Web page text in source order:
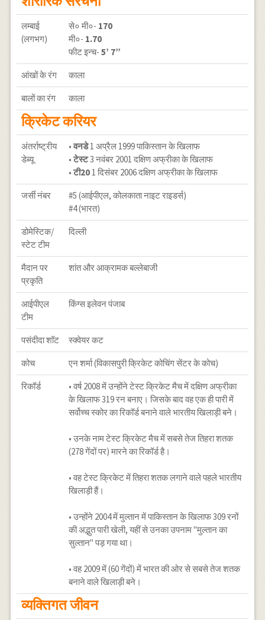
लम्बाई
(लगभग)
से० मी०- 170
मी०- 1.70
फीट इन्च- 5’ 7”
आंखों के रंग काला
बालों का रंग काला
क्रिकेट करियर
अंतर्राष्ट्रीय
डेब्यू
• वनडे1 अप्रैल 1999 पाकिस्तान के खिलाफ
• टेस्ट3 नवंबर 2001 दक्षिण अफ्रीका के खिलाफ
• टी201 दिसंबर 2006 दक्षिण अफ्रीका के खिलाफ
जर्सी नंबर
#5 (आईपीएल, कोलकाता नाइट राइडर्स)
#4 (भारत)
डोमेस्टिक/
स्टेट टीम
दिल्ली
मैदान पर
प्रकृति
शांत और आक्रामक बल्लेबाजी
आईपीएल
टीम
किंग्स इलेवन पंजाब
पसंदीदा शॉट स्क्वेयर कट
कोच एन शर्मा (विकासपुरी क्रिकेट कोचिंग सेंटर के कोच)
रिकॉर्ड
• वर्ष 2008 में उन्होंने टेस्ट क्रिकेट मैच में दक्षिण अफ्रीका
के खिलाफ 319 रन बनाए। जिसके बाद वह एक ही पारी में
सर्वोच्च स्कोर का रिकॉर्ड बनाने वाले भारतीय खिलाड़ी बने।
• उनके नाम टेस्ट क्रिकेट मैच में सबसे तेज तिहरा शतक
(278 गेंदों पर) मारने का रिकॉर्ड है।
• वह टेस्ट क्रिकेट में तिहरा शतक लगाने वाले पहले भारतीय
खिलाड़ी हैं।
• उन्होंने 2004 में मुल्तान में पाकिस्तान के खिलाफ 309 रनों
की अद्भुत पारी खेली, यहीं से उनका उपनाम "मुल्तान का
सुल्तान" पड़ गया था।
• वह 2009 में (60 गेंदों) में भारत की ओर से सबसे तेज शतक
बनाने वाले खिलाड़ी बने।
व्यक्तिगत जीवन